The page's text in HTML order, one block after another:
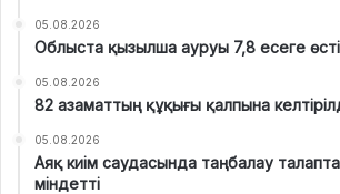
05.08.2026
Облыста қызылша ауруы 7,8 есеге өсті
05.08.2026
82 азаматтың құқығы қалпына
05.08.2026
Аяқ киім саудасында таңбалау
міндетті